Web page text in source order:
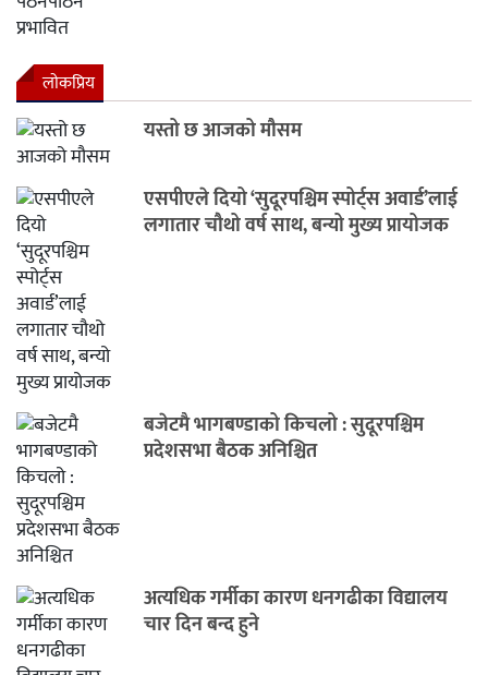
लाेकप्रिय
यस्तो छ आजको मौसम
एसपीएले दियो ‘सुदूरपश्चिम स्पोर्ट्स अवार्ड’लाई
लगातार चौथो वर्ष साथ, बन्यो मुख्य प्रायोजक
बजेटमै भागबण्डाको किचलो : सुदूरपश्चिम
प्रदेशसभा बैठक अनिश्चित
अत्यधिक गर्मीका कारण धनगढीका विद्यालय
चार दिन बन्द हुने